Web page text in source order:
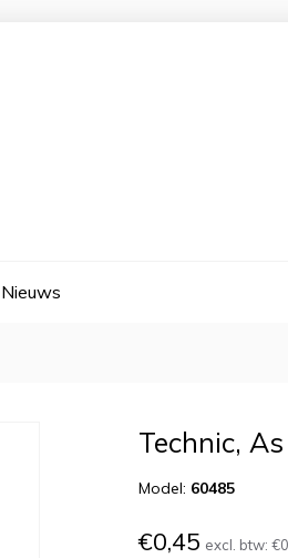
Nieuws
Technic,
Model: 60485
€0,45 excl. btw: